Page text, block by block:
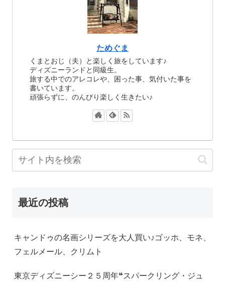
ためぐま
くまとおじ（夫）と楽しく旅をしています♪
ディズニーランドと同級生。
旅する中でのアレコレや、困った事、気付いた事を
書いています。
頑張らずに、のんびり楽しく生きたい♪
最近の投稿
キャンドゥの名画シリーズを大人買い♪ゴッホ、モネ、
フェルメール、クリムト
東京ディズニーシー２５周年❝スパークリング・ジュ